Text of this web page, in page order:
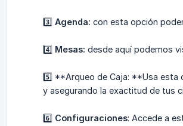
3️⃣ Agenda: con esta opción
4️⃣ Mesas: desde aquí podemos
5️⃣​ **Arqueo de Caja: **Usa esta
y asegurando la exactitud de tus
6️⃣ Configuraciones: Accede a